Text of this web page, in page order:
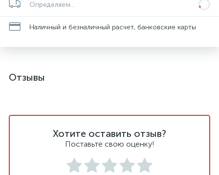
Определяем...
Наличный и безналичный расчет, банковские карты
Отзывы
Хотите оставить отзыв?
Поставьте свою оценку!